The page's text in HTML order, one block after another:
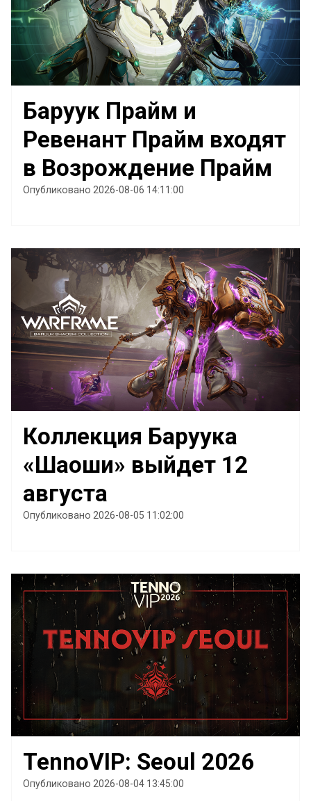
Баруук Прайм и
Ревенант Прайм входят
в Возрождение Прайм
Опубликовано 2026-08-06 14:11:00
Коллекция Баруука
«Шаоши» выйдет 12
августа
Опубликовано 2026-08-05 11:02:00
TennoVIP: Seoul 2026
Опубликовано 2026-08-04 13:45:00